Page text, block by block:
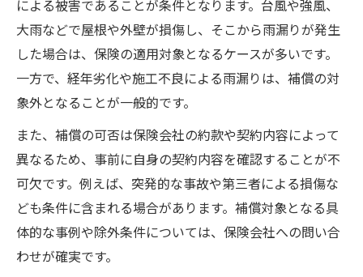
による被害であることが条件となります。台風や強風、
大雨などで屋根や外壁が損傷し、そこから雨漏りが発生
した場合は、保険の適用対象となるケースが多いです。
一方で、経年劣化や施工不良による雨漏りは、補償の対
象外となることが一般的です。
また、補償の可否は保険会社の約款や契約内容によって
異なるため、事前に自身の契約内容を確認することが不
可欠です。例えば、突発的な事故や第三者による損傷な
ども条件に含まれる場合があります。補償対象となる具
体的な事例や除外条件については、保険会社への問い合
わせが確実です。